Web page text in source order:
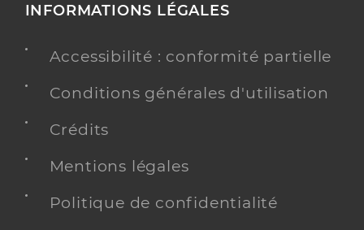
INFORMATIONS LÉGALES
Accessibilité : conformité partielle
Conditions générales d'utilisation
Crédits
Mentions légales
Politique de confidentialité